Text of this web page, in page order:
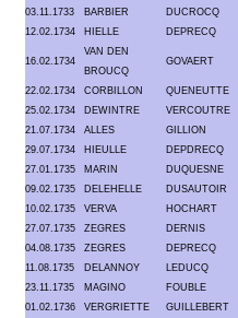
03.11.1733
BARBIER DUCROCQ
12.02.1734
HIELLE DEPRECQ
16.02.1734
VAN DEN
BROUCQ
GOVAERT
22.02.1734 CORBILLON QUENEUTTE
25.02.1734
DEWINTRE VERCOUTRE
21.07.1734
ALLES GILLION
29.07.1734
HIEULLE DEPDRECQ
27.01.1735
MARIN DUQUESNE
09.02.1735
DELEHELLE DUSAUTOIR
10.02.1735
VERVA HOCHART
27.07.1735
ZEGRES DERNIS
04.08.1735
ZEGRES DEPRECQ
11.08.1735
DELANNOY LEDUCQ
23.11.1735
MAGINO FOUBLE
01.02.1736
VERGRIETTE GUILLEBERT